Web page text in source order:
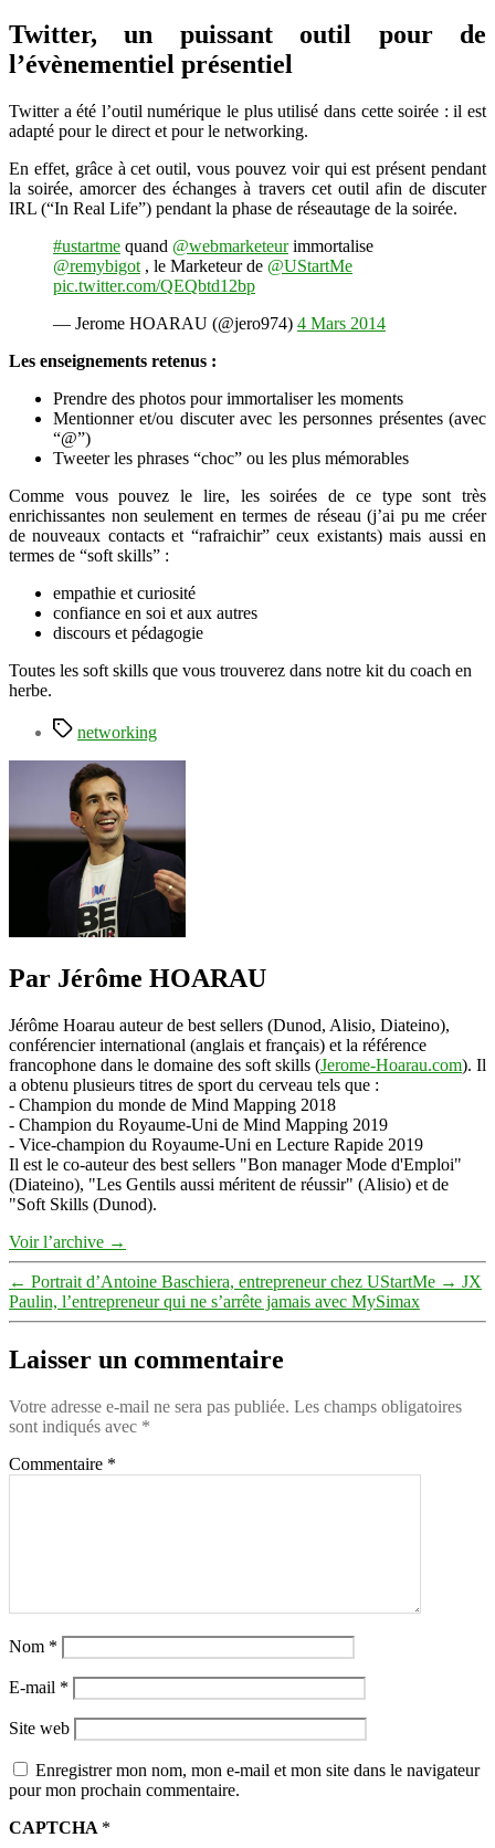
Twitter, un puissant outil pour de
l’évènementiel présentiel
Twitter a été l’outil numérique le plus utilisé dans cette soirée : il est
adapté pour le direct et pour le networking.
En effet, grâce à cet outil, vous pouvez voir qui est présent pendant
la soirée, amorcer des échanges à travers cet outil afin de discuter
IRL (“In Real Life”) pendant la phase de réseautage de la soirée.
#ustartme quand @webmarketeurimmortalise
@remybigot , le Marketeur de @UStartMe
pic.twitter.com/QEQbtd12bp
— Jerome HOARAU (@jero974) 4 Mars 2014
Les enseignements retenus :
Prendre des photos pour immortaliser les moments
Mentionner et/ou discuter avec les personnes présentes (avec
“@”)
Tweeter les phrases “choc” ou les plus mémorables
Comme vous pouvez le lire, les soirées de ce type sont très
enrichissantes non seulement en termes de réseau (j’ai pu me créer
de nouveaux contacts et “rafraichir” ceux existants) mais aussi en
termes de “soft skills” :
empathie et curiosité
confiance en soi et aux autres
discours et pédagogie
Toutes les soft skills que vous trouverez dans notre kit du coach en
herbe.
Étiquettes
networking
Par Jérôme HOARAU
Jérôme Hoarau auteur de best sellers (Dunod, Alisio, Diateino),
conférencier international (anglais et français) et la référence
francophone dans le domaine des soft skills (Jerome-Hoarau.com). Il
a obtenu plusieurs titres de sport du cerveau tels que :
- Champion du monde de Mind Mapping 2018
- Champion du Royaume-Uni de Mind Mapping 2019
- Vice-champion du Royaume-Uni en Lecture Rapide 2019
Il est le co-auteur des best sellers "Bon manager Mode d'Emploi"
(Diateino), "Les Gentils aussi méritent de réussir" (Alisio) et de
"Soft Skills (Dunod).
Voir l’archive →
← Portrait d’Antoine Baschiera, entrepreneur chez UStartMe → JX
Paulin, l’entrepreneur qui ne s’arrête jamais avec MySimax
Laisser un commentaire
Votre adresse e-mail ne sera pas publiée. Les champs obligatoires
sont indiqués avec *
Commentaire *
Nom *
E-mail *
Site web
Enregistrer mon nom, mon e-mail et mon site dans le navigateur
pour mon prochain commentaire.
CAPTCHA *